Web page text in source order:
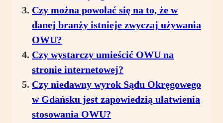
Czy można powołać się na to, że w
danej branży istnieje zwyczaj używania
OWU?
Czy wystarczy umieścić OWU na
stronie internetowej?
Czy niedawny wyrok Sądu Okręgowego
w Gdańsku jest zapowiedzią ułatwienia
stosowania OWU?